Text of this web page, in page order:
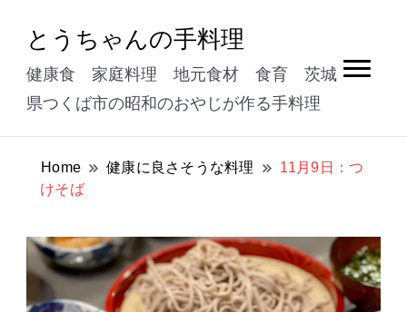
とうちゃんの手料理
健康食 家庭料理 地元食材 食育 茨城
県つくば市の昭和のおやじが作る手料理
Home 健康に良さそうな料理
11月9日：つ
けそば